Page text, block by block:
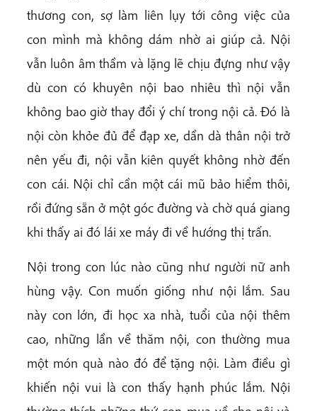
thương con, sợ làm liên lụy tới công việc của
con mình mà không dám nhờ ai giúp cả. Nội
vẫn luôn âm thầm và lặng lẽ chịu đựng như vậy
dù con có khuyên nội bao nhiêu thì nội vẫn
không bao giờ thay đổi ý chí trong nội cả. Đó là
nội còn khỏe đủ để đạp xe, dần dà thân nội trở
nên yếu đi, nội vẫn kiên quyết không nhờ đến
con cái. Nội chỉ cần một cái mũ bảo hiểm thôi,
rồi đứng sẵn ở một góc đường và chờ quá giang
khi thấy ai đó lái xe máy đi về hướng thị trấn.
Nội trong con lúc nào cũng như người nữ anh
hùng vậy. Con muốn giống như nội lắm. Sau
này con lớn, đi học xa nhà, tuổi của nội thêm
cao, những lần về thăm nội, con thường mua
một món quà nào đó để tặng nội. Làm điều gì
khiến nội vui là con thấy hạnh phúc lắm. Nội